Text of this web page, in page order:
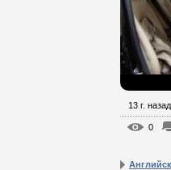
13 г. назад
0